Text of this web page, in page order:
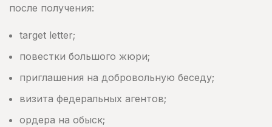
после получения:
target letter;
повестки большого жюри;
приглашения на добровольную беседу;
визита федеральных агентов;
ордера на обыск;